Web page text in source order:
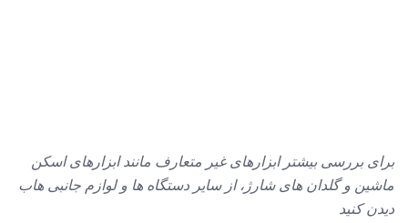
برای بررسی بیشتر ابزارهای غیر متعارف مانند ابزارهای اسکن
ماشین و گلدان های شارژ، از سایر دستگاه ها و لوازم جانبی هاب
دیدن کنید